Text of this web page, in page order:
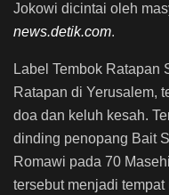
Jokowi dicintai oleh
news.detik.com.
Label Tembok Ratapan
Ratapan di Yerusalem,
doa dan keluh kesah.
dinding penopang Bait
Romawi pada 70
tersebut menjadi